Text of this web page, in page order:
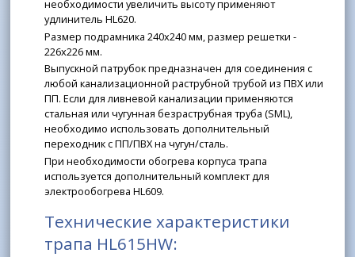
необходимости увеличить высоту применяют
удлинитель HL620.
Размер подрамника 240x240 мм, размер решетки -
226x226 мм.
Выпускной патрубок предназначен для соединения с
любой канализационной раструбной трубой из ПВХ или
ПП. Если для ливневой канализации применяются
стальная или чугунная безраструбная труба (SML),
необходимо использовать дополнительный
переходник с ПП/ПВХ на чугун/сталь.
При необходимости обогрева корпуса трапа
используется дополнительный комплект для
электрообогрева HL609.
Технические характеристики
трапа HL615HW: